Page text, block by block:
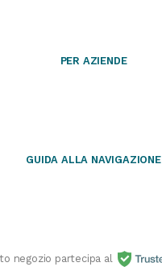
PER AZIENDE
GUIDA ALLA NAVIGAZIONE
negozio partecipa al